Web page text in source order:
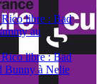
libre : Bad
au
libre : Bad
Bunny à Nelie